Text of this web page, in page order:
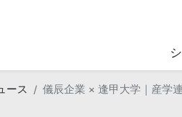
ース 儀辰企業 × 逢甲大学｜産学